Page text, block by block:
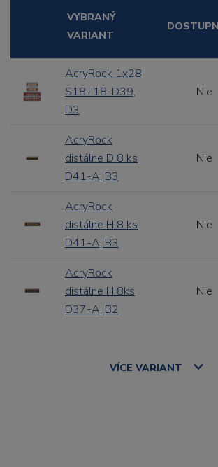
VYBRANÝ
VARIANT
AcryRock 1x28
S18-I18-D39,
D3
Nie
AcryRock
distálne D 8 ks
D41-A, B3
Nie
AcryRock
distálne H 8 ks
D41-A, B3
Nie
AcryRock
distálne H 8ks
D37-A, B2
Nie
VÍCE VARIANT